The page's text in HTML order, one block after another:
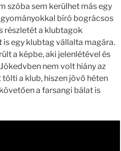
szóba sem kerülhet más egy
bíró bográcsos
részletét a klubtagok
egy klubtag vállalta magára.
a képbe, aki jelenlétével és
nem volt hiány az
a klub, hiszen jövő héten
a farsangi bálat is